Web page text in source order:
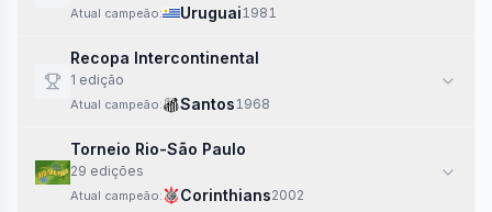
Atual campeão: Uruguai1981
Recopa Intercontinental
1 edição
Atual campeão: Santos1968
Torneio Rio-São Paulo
29 edições
Atual campeão: Corinthians2002